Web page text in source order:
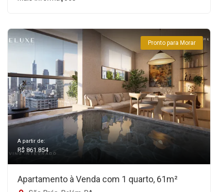
Pronto para Morar
A partir de:
R$ 861.854
Apartamento à Venda com 1 quarto, 61m²